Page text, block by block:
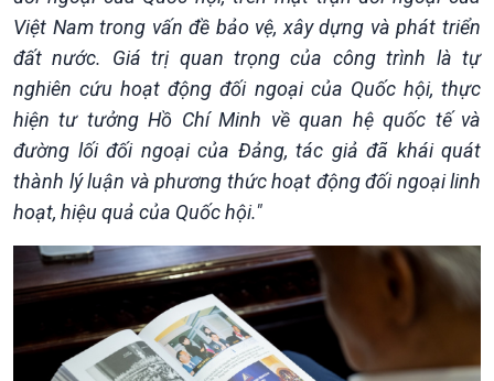
Việt Nam trong vấn đề bảo vệ, xây dựng và phát triển
đất nước. Giá trị quan trọng của công trình là tự
nghiên cứu hoạt động đối ngoại của Quốc hội, thực
hiện tư tưởng Hồ Chí Minh về quan hệ quốc tế và
đường lối đối ngoại của Đảng, tác giả đã khái quát
thành lý luận và phương thức hoạt động đối ngoại linh
hoạt, hiệu quả của Quốc hội."